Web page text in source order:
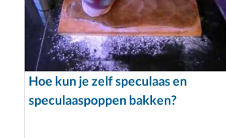
Hoe kun je zelf speculaas en
speculaaspoppen bakken?